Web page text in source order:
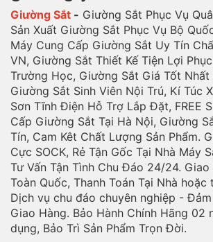
Giường Sắt - Giường Sắt Phục Vụ
Sản Xuất Giường Sắt Phục Vụ Bộ
Máy Cung Cấp Giường Sắt Uy Tín
VN, Giường Sắt Thiết Kế Tiện Lợi
Trường Học, Giường Sắt Giá Tốt Nhất
Giường Sắt Sinh Viên Nội Trú, Kí Túc
Sơn Tĩnh Điện Hỗ Trợ Lắp Đặt, FREE
Cấp Giường Sắt Tại Hà Nội, Giường
Tín, Cam Kêt Chất Lượng Sản Phẩm.
Cực SOCK, Rẻ Tận Gốc Tại Nhà Máy
Tư Vấn Tận Tình Chu Đáo 24/24. Giao
Toàn Quốc, Thanh Toán Tại Nhà hoặc
Dịch vụ chu đáo chuyên nghiệp -
Giao Hàng. Bảo Hành Chính Hãng 02
dụng, Bảo Trì Sản Phẩm Trọn Đời.